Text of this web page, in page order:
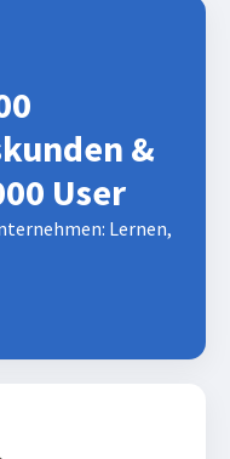
&
User
Lernen,